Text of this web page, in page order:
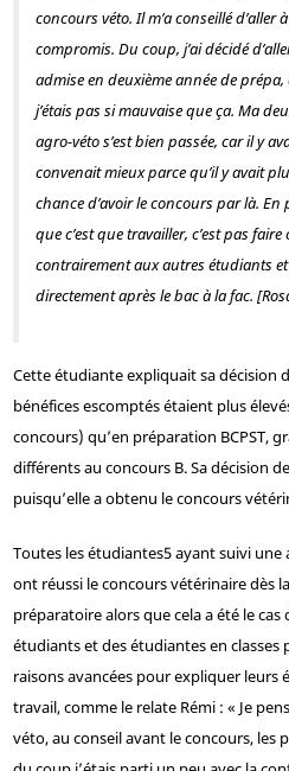
concours véto. Il m’a conseillé d’aller
compromis. Du coup, j’ai décidé
admise en deuxième année de
j’étais pas si mauvaise que ça. Ma
agro-véto s’est bien passée, car il y
convenait mieux parce qu’il y avait
chance d’avoir le concours par là.
que c’est que travailler, c’est pas faire
contrairement aux autres étudiants
directement après le bac à la fac.
Cette étudiante expliquait sa décision
bénéfices escomptés étaient plus
concours) qu’en préparation BCPST,
différents au concours B. Sa décision
puisqu’elle a obtenu le concours
Toutes les étudiantes5ayant suivi une
ont réussi le concours vétérinaire dès
préparatoire alors que cela a été le
étudiants et des étudiantes en classes
raisons avancées pour expliquer leurs
travail, comme le relate Rémi : « Je
véto, au conseil avant le concours, les